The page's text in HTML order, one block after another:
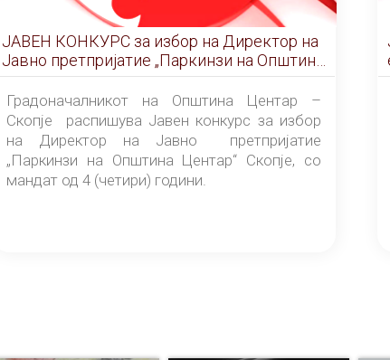
ЈАВЕН КОНКУРС за избор на Директор на
Јавно претпријатие „Паркинзи на Општина
Центар“ – Скопје
Градоначалникот на Општина Центар –
Скопје распишува Јавен конкурс за избор
на Директор на Јавно претпријатие
„Паркинзи на Општина Центар“ Скопје, со
мандат од 4 (четири) години.